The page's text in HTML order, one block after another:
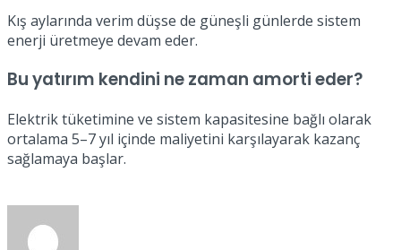
Kış aylarında verim düşse de güneşli günlerde sistem
enerji üretmeye devam eder.
Bu yatırım kendini ne zaman amorti eder?
Elektrik tüketimine ve sistem kapasitesine bağlı olarak
ortalama 5–7 yıl içinde maliyetini karşılayarak kazanç
sağlamaya başlar.